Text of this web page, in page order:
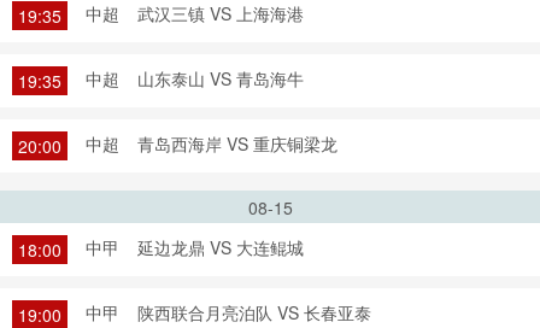
19:35
中超 武汉三镇 VS 上海海港
19:35 中超 山东泰山 VS 青岛海牛
20:00 中超 青岛西海岸 VS 重庆铜梁龙
08-15
18:00
中甲 延边龙鼎 VS 大连鲲城
19:00 中甲 陕西联合月亮泊队 VS 长春亚泰